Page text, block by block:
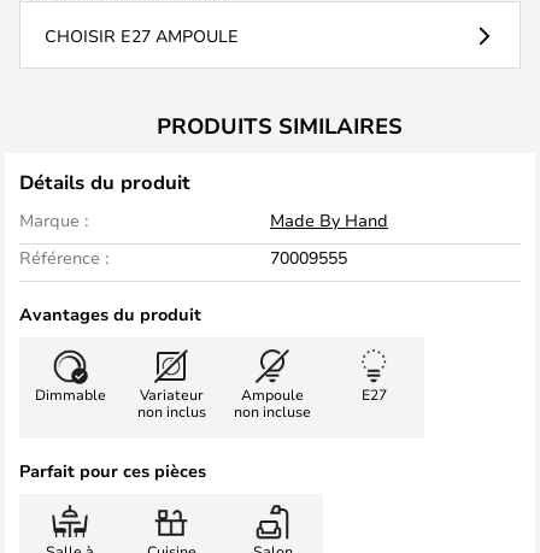
CHOISIR E27 AMPOULE
PRODUITS SIMILAIRES
Détails du produit
Marque :
Made By Hand
Référence :
70009555
Avantages du produit
Dimmable
Variateur
non inclus
Ampoule
non incluse
E27
Parfait pour ces pièces